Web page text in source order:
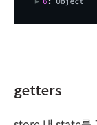
getters